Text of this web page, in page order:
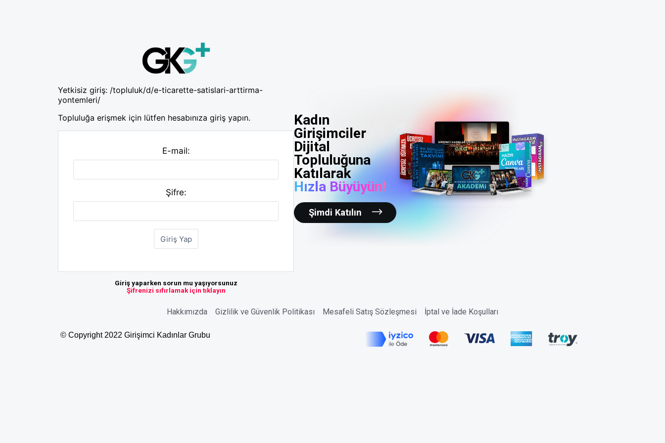
Yetkisiz giriş: /topluluk/d/e-ticarette-satislari-arttirma-
yontemleri/
Topluluğa erişmek için lütfen hesabınıza giriş yapın.
E-mail:
Şifre:
Giriş yaparken sorun mu yaşıyorsunuz
Şifrenizi sıfırlamak için tıklayın
Kadın
Girişimciler
Dijital
Topluluğuna
Katılarak
Hızla Büyüyün!
Şimdi Katılın
Hakkımızda Gizlilik ve Güvenlik Politikası Mesafeli Satış Sözleşmesi İptal ve İade Koşulları
© Copyright 2022 Girişimci Kadınlar Grubu